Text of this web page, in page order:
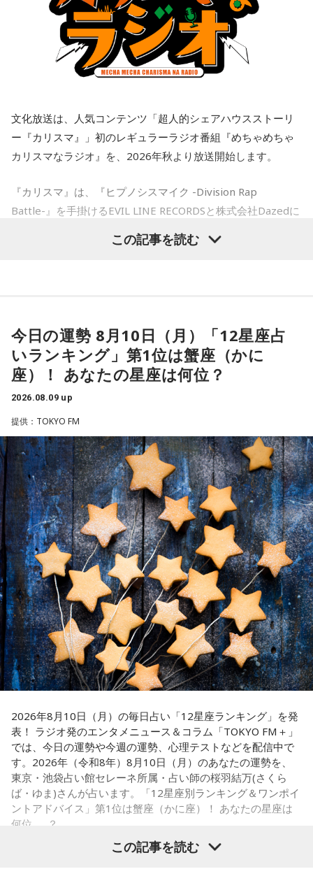
「お掃除は、心も清め、パワーも増します」
＜番組概要＞
番組名：Dr.Recella presents 江原啓之 おと語り
放送日時：TOKYO FM／FM 大阪 毎週日曜 22:00～22:25、エ
番組Webサイト：http://www.tfm.co.jp/oto/
江原：うん。もう、色んなところを物色して、（49歳）にも
なって何かチャラチャラと「俺様はモテるな～」なんて（勘
違いしているのでしょう）。アホな高校教師ですわ。社会性
がないのね、こういう人ってね。だけど、こんな男と結婚し
なくて良かったじゃない。
奥迫：良かったですよ！ もう、それを糧にして前を向いて。
江原：そうですよ。美しくそのまま去って、自分から捨てる
感じで。カツ丼の二杯でも食べて。
奥迫：カツ丼（笑）！ 良いですね！
江原：あんみつも付けちゃって。お酒を飲めるならビールも
カッとお腹に流し込んで、「ごちそうさん！」とか言って
ね、蕎麦屋さんで（笑）。それで良いと思う。
から、いじめてやろうとか、何か考えたくもなるだろうけれ
ど、自分が腐るから。
奥迫：その時間がもったいないですから。
江原：もったいない！ それで絶対、他でもやってるから。
LINEとかで。チャラチャラした男ですよ、こいつは。だけ
ど、その結婚される方は気の毒ね。別れちゃうと思うよ、20
年も付き合っておいてそんなことしているんだから。いや
ぁ、良かった、良かった。おめでとうございます！
パートナーの奥迫協子、パーソナリティの江原啓之
●江原啓之 今夜の格言
「お掃除は、心も清め、パワーも増します」
＜番組概要＞
番組名：Dr.Recella presents 江原啓之 おと語り
放送日時：TOKYO FM／FM 大阪 毎週日曜 22:00～22:25、エ
フエム山陰 毎週土曜 12:30～12:55
出演者：江原啓之、奥迫協子
■『めちゃめちゃカリスマなラジオ』番組公式チャンネルが
QloveRにオープン
ラットフォーム「QloveR（クローバー）」にて『めちゃめち
ゃカリスマなラジオ』の番組公式チャンネルがオープンする
ことも決定。番組公式チャンネルでは、地上波放送のアーカ
イブ配信に加え、ここでしか聴くことのできないアフタート
ークや、不定期で実施する会員限定生配信など、番組をより
楽しめる限定コンテンツを順次配信します。
入会特典として、文化放送の入館証をモチーフにしたオリジ
■ラジオ番組放送開始を記念した生配信を実施
『めちゃめちゃカリスマなラジオ』の放送開始を記念し、8月
福原かつみ（本橋依央利役）が出演。番組スタートに先駆
け、ラジオ番組への意気込みや番組の楽しみ方、今後の展開
などをたっぷりトークします。
■『カリスマ』作品概要
原作：Dazed CO.,LTD.
松原 秀
音楽製作：EVIL LINE RECORDS
キャラクターデザイン：えびも
アートディレクション：BALCOLONY.
『カリスマ』は、音楽原作キャラクターラッププロジェクト
『ヒプノシスマイク –Division Rap Battle-』の開発、運営を
手掛けるEVIL LINE RECORDSと株式会社Dazedが手掛ける二
【イントロダクション】
ここはカリスマハウス。今日もカリスマな彼らは己の中のカ
リスマ性を日々見つめている。
が、彼らはまだ『真のカリスマ』には辿り着けていないと言
リスマ性を育み、さらなる高みを目指すいわば仮住まいの状
文化放送は、人気コンテンツ「超人的シェアハウスストーリ
ー『カリスマ』」初のレギュラーラジオ番組『めちゃめちゃ
カリスマなラジオ』を、2026年秋より放送開始します。
『カリスマ』は、『ヒプノシスマイク -Division Rap
Battle-』を手掛けるEVIL LINE RECORDSと株式会社Dazedに
楽、ライブ、イベントなど様々な展開を続け、2027年1月に
このたび、本日8月9日（日）にTACHIKAWA STAGE
GARDENで開催された3DCG LIVE「凡人社プレゼンツ カリス
マハウスツアー 2026夏」DAY2夜公演にて、レギュラーラジ
オ番組『めちゃめちゃカリスマなラジオ』をスタートするこ
とを発表しました。ラジオ番組には、『カリスマ』のキャラ
クターを演じる小野友樹、山中真尋、福原かつみ、細田健
太、日向朔公、大河元気、橋詰知久による“七人のカリスマ声
優”が出演。毎回2名程度の組み合わせによる輪番制で、作品
の世界観やキャラクターの魅力を活かした投稿コーナー、楽
曲企画などを展開し、『カリスマ』ならではのラジオをお届
けします。
■『めちゃめちゃカリスマなラジオ』番組公式チャンネルが
QloveRにオープン
ラジオ番組の放送開始に伴い、文化放送のオリジナル配信プ
ラットフォーム「QloveR（クローバー）」にて『めちゃめち
ゃカリスマなラジオ』の番組公式チャンネルがオープンする
ことも決定。番組公式チャンネルでは、地上波放送のアーカ
イブ配信に加え、ここでしか聴くことのできないアフタート
ークや、不定期で実施する会員限定生配信など、番組をより
楽しめる限定コンテンツを順次配信します。
さらに、9月30日（水)までにご入会いただいた方には、早期
入会特典として、文化放送の入館証をモチーフにしたオリジ
ナルステッカーをプレゼント。七人それぞれのキャラクター
デザインの中から、お好きなデザインを1種類お選びいただけ
この記事を読む
今日の運勢 8月10日（月）「12星座占
いランキング」第1位は蟹座（かに
座）！ あなたの星座は何位？
2026.08.09 up
提供：TOKYO FM
2026年8月10日（月）の毎日占い「12星座ランキング」を発
表！ ラジオ発のエンタメニュース＆コラム「TOKYO FM＋」
では、今日の運勢や今週の運勢、心理テストなどを配信中で
す。2026年（令和8年）8月10日（月）のあなたの運勢を、
東京・池袋占い館セレーネ所属・占い師の桜羽結万(さくら
ば・ゆま)さんが占います。「12星座別ランキング＆ワンポイ
ントアドバイス」第1位は蟹座（かに座）！ あなたの星座は
何位……？
この記事を読む